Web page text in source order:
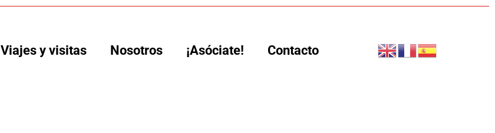
Viajes y visitas Nosotros ¡Asóciate! Contacto